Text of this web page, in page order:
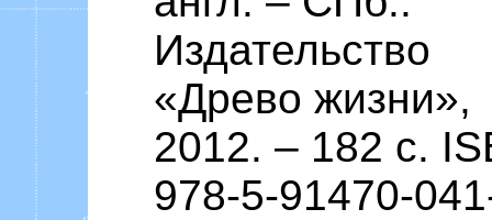
Издательство
«Древо жизни»,
2012. – 182 c.
978-5-91470-